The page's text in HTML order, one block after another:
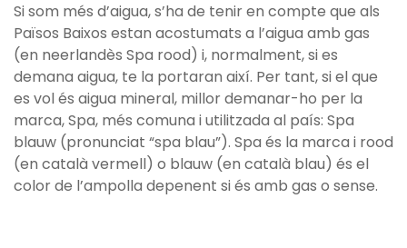
Si som més d’aigua, s’ha de tenir en compte que als
Països Baixos estan acostumats a l’aigua amb gas
(en neerlandès Spa rood) i, normalment, si es
demana aigua, te la portaran així. Per tant, si el que
es vol és aigua mineral, millor demanar-ho per la
marca, Spa, més comuna i utilitzada al país: Spa
blauw (pronunciat “spa blau”). Spa és la marca i rood
(en català vermell) o blauw (en català blau) és el
color de l’ampolla depenent si és amb gas o sense.